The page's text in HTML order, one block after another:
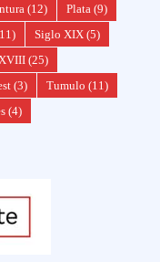
(12) Plata (9)
Siglo XIX (5)
(25)
(3) Tumulo (11)
(4)